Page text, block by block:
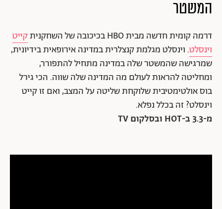
המשטר
דרמה קומית חדשה מבית HBO בכיכובה של השחקנית
קייט
וינסלט. וינסלט מגלמת קנצלרית במדינה אירופאית בידיונית,
שמרגישה שהמשטר שלה במדינה מתחיל להתפורר,
ומחליטה להראות לעולם מה המדינה שלה שווה. הכי גירל
בוס אולטימטיבית שלוקחת שליטה על המצב, ואם זו קייט
וינסלט? זה בכלל נפלא.
מ-3.3 ב-HOT ובסלקום TV